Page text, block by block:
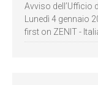
Avviso dell’Ufficio
Lunedì 4 gennaio
first on ZENIT -